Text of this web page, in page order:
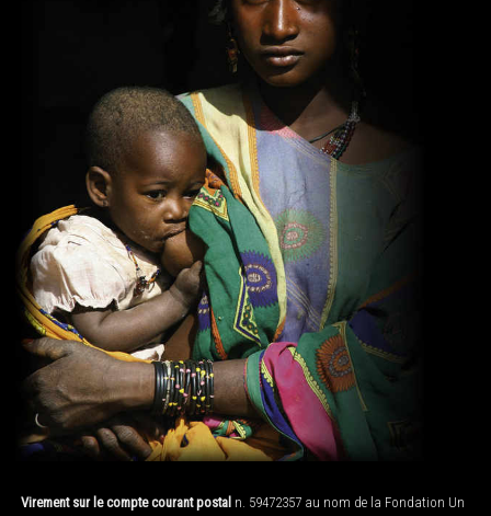
Virement sur le compte courant postal n. 59472357 au nom de la Fondation Un